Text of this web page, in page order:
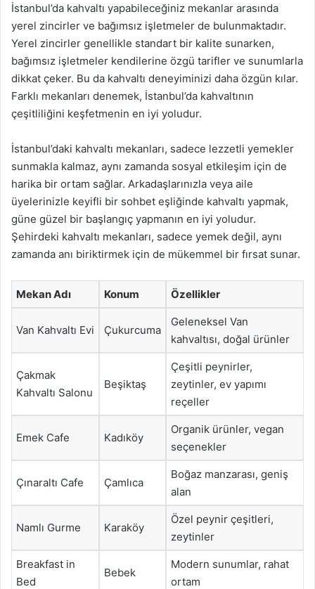
İstanbul’da kahvaltı yapabileceğiniz mekanlar arasında
yerel zincirler ve bağımsız işletmeler de bulunmaktadır.
Yerel zincirler genellikle standart bir kalite sunarken,
bağımsız işletmeler kendilerine özgü tarifler ve sunumlarla
dikkat çeker. Bu da kahvaltı deneyiminizi daha özgün kılar.
Farklı mekanları denemek, İstanbul’da kahvaltının
çeşitliliğini keşfetmenin en iyi yoludur.
İstanbul’daki kahvaltı mekanları, sadece lezzetli yemekler
sunmakla kalmaz, aynı zamanda sosyal etkileşim için de
harika bir ortam sağlar. Arkadaşlarınızla veya aile
üyelerinizle keyifli bir sohbet eşliğinde kahvaltı yapmak,
güne güzel bir başlangıç yapmanın en iyi yoludur.
Şehirdeki kahvaltı mekanları, sadece yemek değil, aynı
zamanda anı biriktirmek için de mükemmel bir fırsat sunar.
Mekan Adı Konum Özellikler
Van Kahvaltı Evi Çukurcuma
Geleneksel Van
kahvaltısı, doğal ürünler
Çakmak
Kahvaltı Salonu
Beşiktaş
Çeşitli peynirler,
zeytinler, ev yapımı
reçeller
Emek Cafe Kadıköy
Organik ürünler, vegan
seçenekler
Çınaraltı Cafe Çamlıca
Boğaz manzarası, geniş
alan
Namlı Gurme Karaköy
Özel peynir çeşitleri,
zeytinler
Breakfast in
Bed
Bebek
Modern sunumlar, rahat
ortam